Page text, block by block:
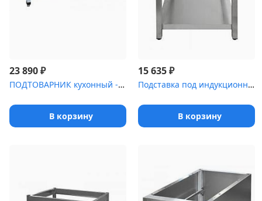
23 890₽
ПОДТОВАРНИК кухонный -5 [ПК-6]
В корзину
15 635₽
Подставка под индукционную плиту Luxstahl ПИ [2-94]
В корзину